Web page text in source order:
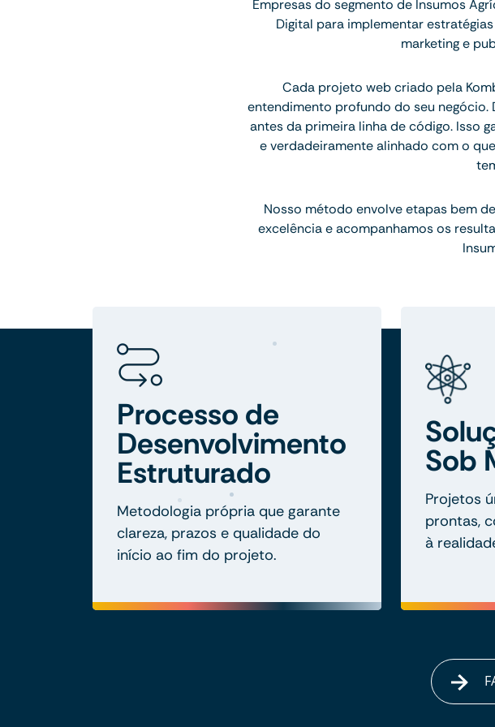
Empresas do segmento de Insumos
Digital para implementar
marketing e
Cada projeto web criado pela
entendimento profundo do seu
antes da primeira linha de código. Isso
e verdadeiramente alinhado com o
Nosso método envolve etapas bem
excelência e acompanhamos os
Processo de
Desenvolvimento
Estruturado
Metodologia própria que garante
clareza, prazos e qualidade do
início ao fim do projeto.
Sob
Projetos
prontas,
à